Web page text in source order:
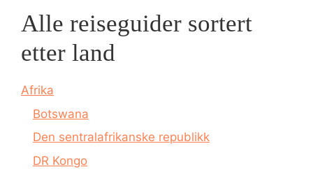
Alle reiseguider sortert
etter land
Afrika
Botswana
Den sentralafrikanske republikk
DR Kongo